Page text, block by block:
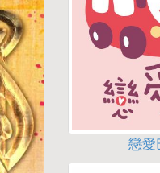
戀愛